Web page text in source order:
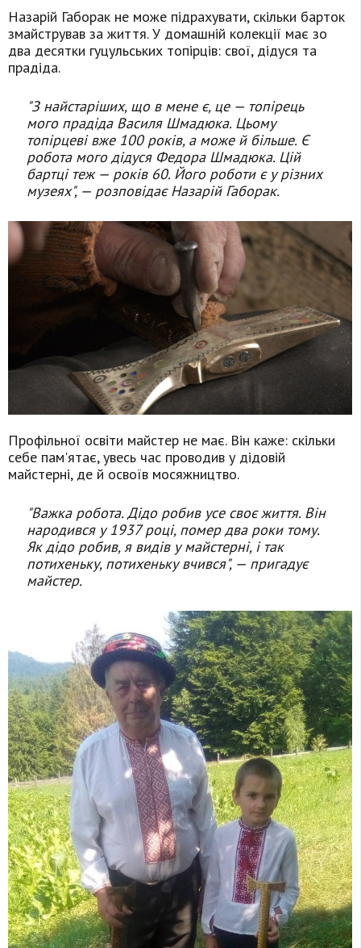
Назарій Габорак не може підрахувати, скільки барток
змайстрував за життя. У домашній колекції має зо
два десятки гуцульських топірців: свої, дідуся та
прадіда.
"З найстаріших, що в мене є, це — топірець
мого прадіда Василя Шмадюка. Цьому
топірцеві вже 100 років, а може й більше. Є
робота мого дідуся Федора Шмадюка. Цій
бартці теж — років 60. Його роботи є у різних
музеях", — розповідає Назарій Габорак.
Профільної освіти майстер не має. Він каже: скільки
себе пам'ятає, увесь час проводив у дідовій
майстерні, де й освоїв мосяжництво.
"Важка робота. Дідо робив усе своє життя. Він
народився у 1937 році, помер два роки тому.
Як дідо робив, я видів у майстерні, і так
потихеньку, потихеньку вчився", — пригадує
майстер.